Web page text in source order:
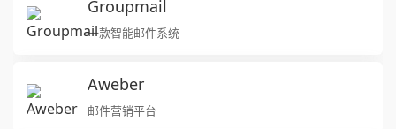
Groupmail
一款智能邮件系统
Aweber
邮件营销平台